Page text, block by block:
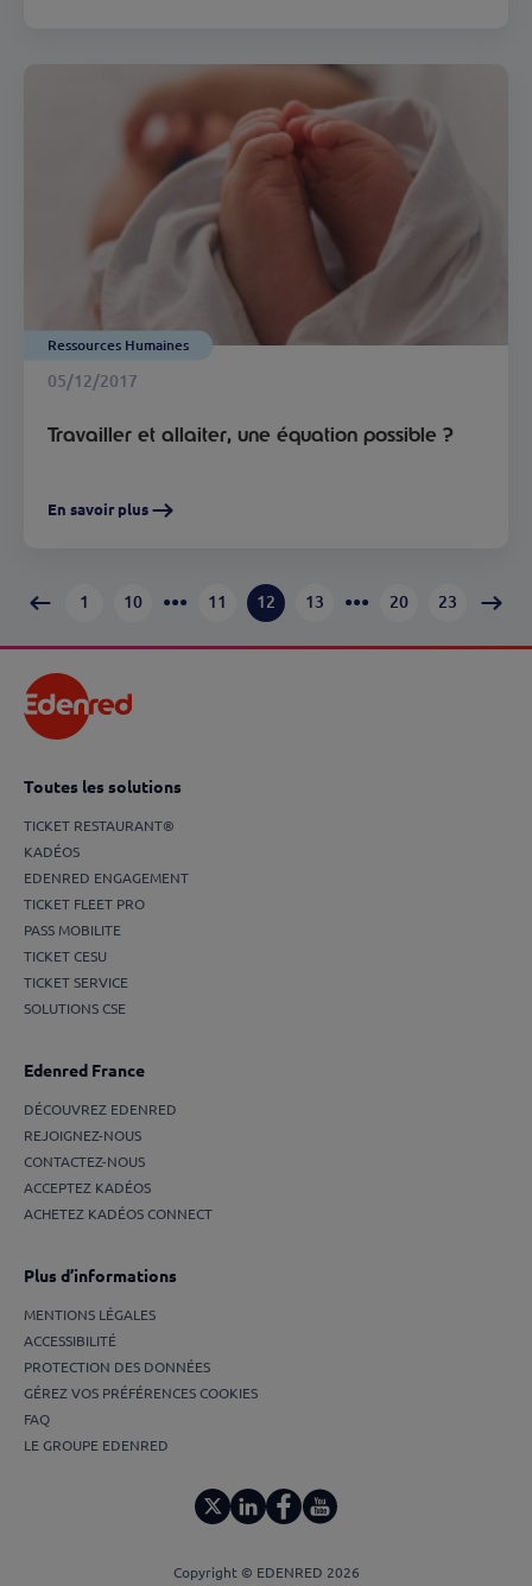
Ressources Humaines
05/12/2017
Travailler et allaiter, une équation possible ?
En savoir plus
1 10 ••• 11 12 13 ••• 20 23
Toutes les solutions
TICKET RESTAURANT®
KADÉOS
EDENRED ENGAGEMENT
TICKET FLEET PRO
PASS MOBILITE
TICKET CESU
TICKET SERVICE
SOLUTIONS CSE
Edenred France
DÉCOUVREZ EDENRED
REJOIGNEZ-NOUS
CONTACTEZ-NOUS
ACCEPTEZ KADÉOS
ACHETEZ KADÉOS CONNECT
Plus d’informations
MENTIONS LÉGALES
ACCESSIBILITÉ
PROTECTION DES DONNÉES
GÉREZ VOS PRÉFÉRENCES COOKIES
FAQ
LE GROUPE EDENRED
Copyright © EDENRED 2026